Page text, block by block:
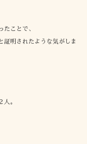
たことで、
証明されたような気がしま
人。